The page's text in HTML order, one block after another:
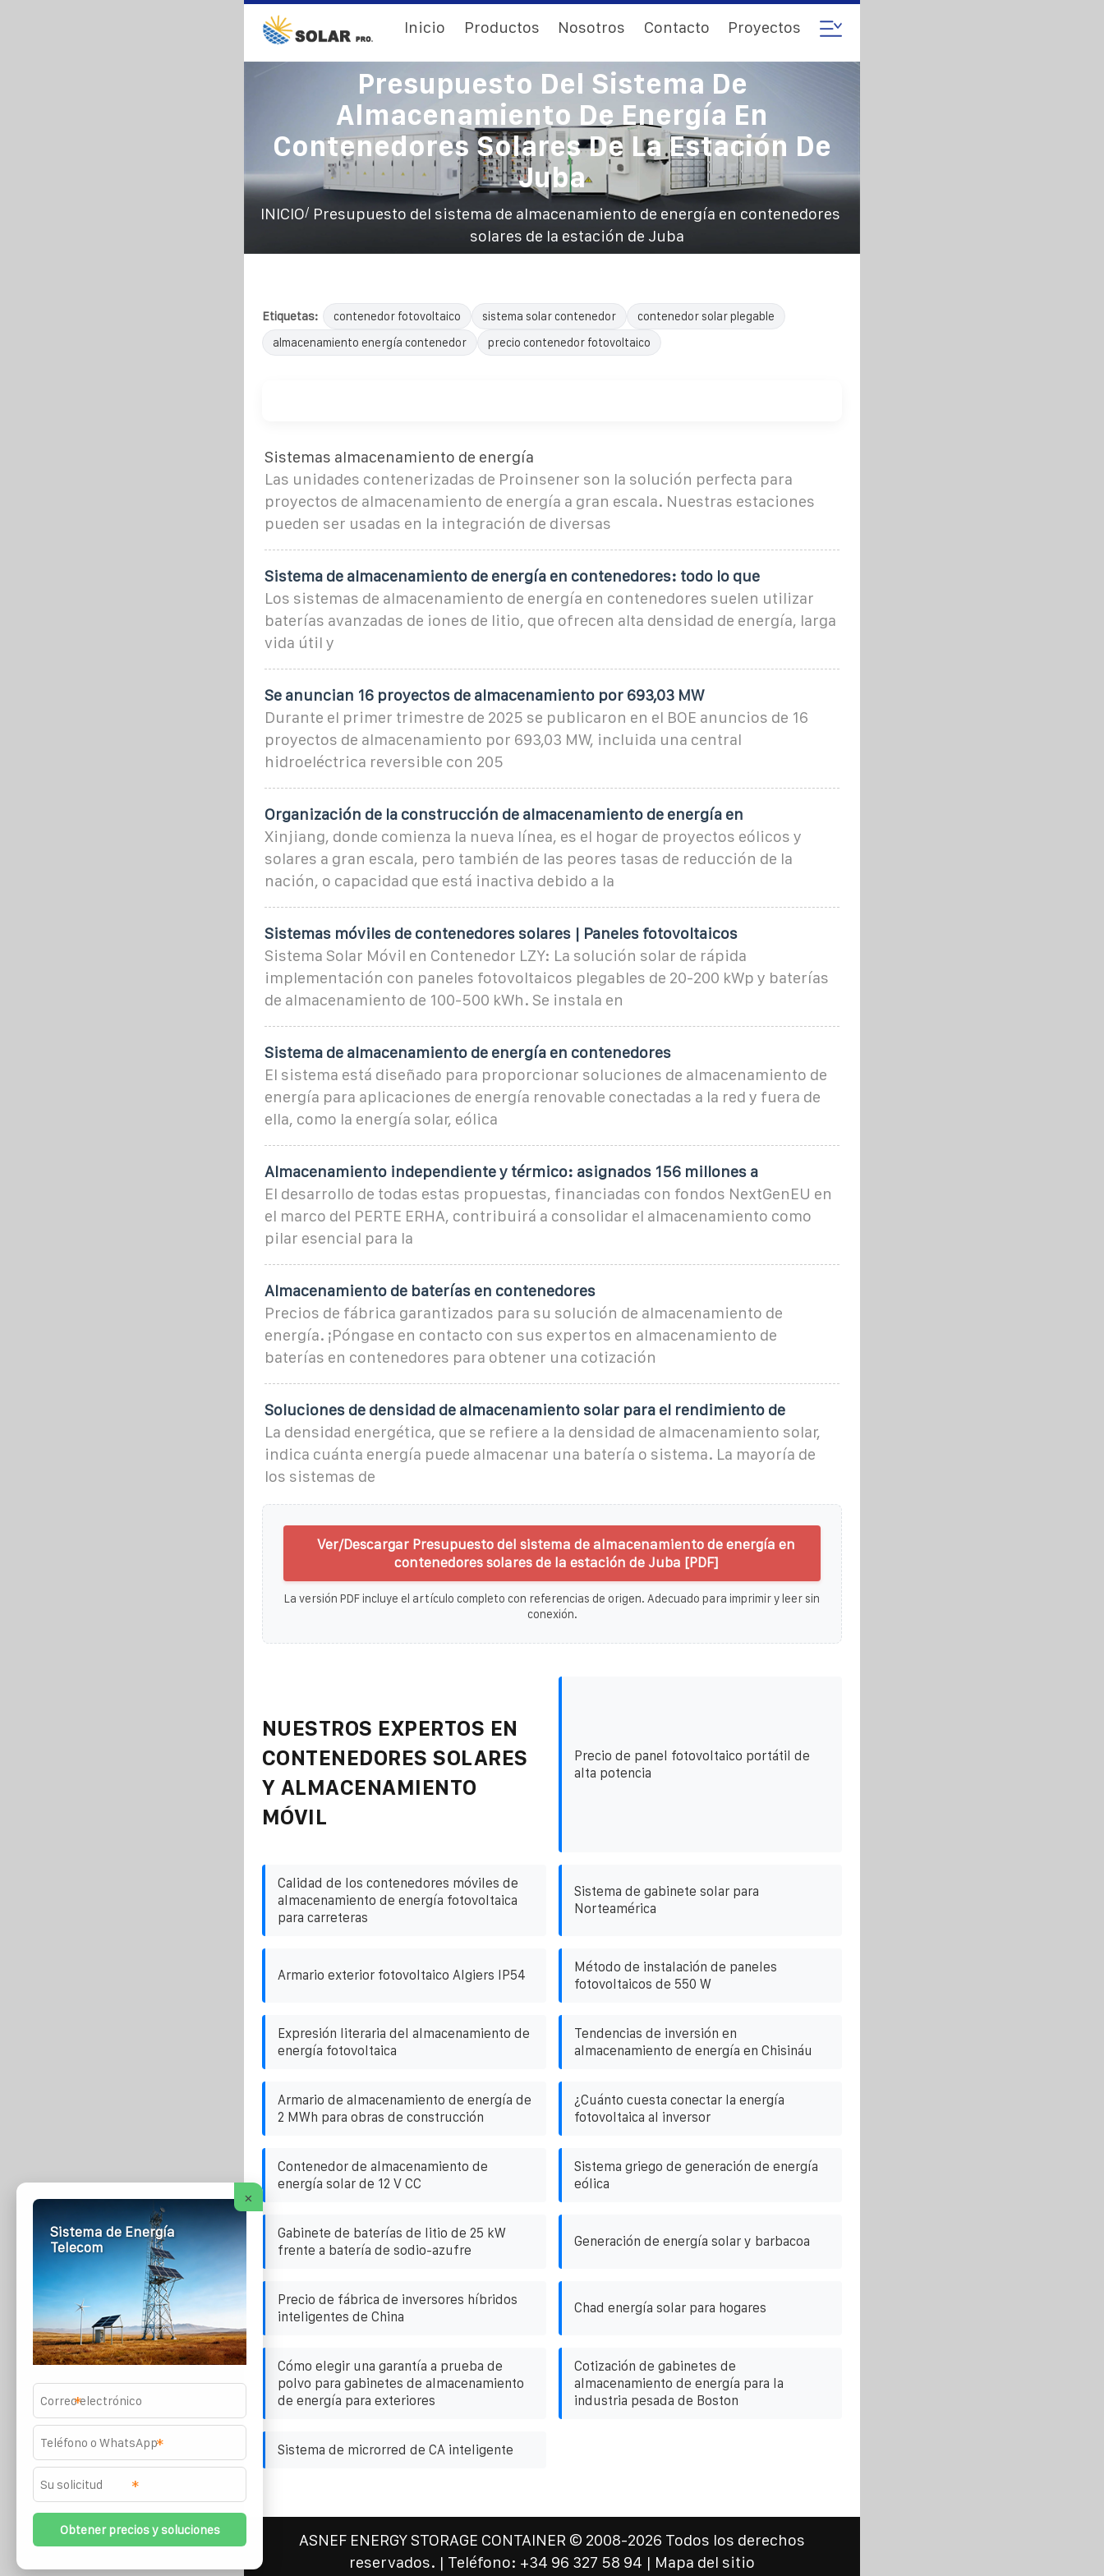
Inicio Productos Nosotros Contacto Proyectos
Presupuesto Del Sistema De
Almacenamiento De Energía En
Contenedores Solares De La Estación De
Juba
INICIO/ Presupuesto del sistema de almacenamiento de energía en contenedores
solares de la estación de Juba
Etiquetas: contenedor fotovoltaico sistema solar contenedor
contenedor solar plegable
almacenamiento energía contenedor
precio contenedor fotovoltaico
Sistemas almacenamiento de energía
Las unidades contenerizadas de Proinsener son la solución perfecta para
proyectos de almacenamiento de energía a gran escala. Nuestras estaciones
pueden ser usadas en la integración de diversas
Sistema de almacenamiento de energía en contenedores: todo lo que
Los sistemas de almacenamiento de energía en contenedores suelen utilizar
baterías avanzadas de iones de litio, que ofrecen alta densidad de energía, larga
vida útil y
Se anuncian 16 proyectos de almacenamiento por 693,03 MW
Durante el primer trimestre de 2025 se publicaron en el BOE anuncios de 16
proyectos de almacenamiento por 693,03 MW, incluida una central
hidroeléctrica reversible con 205
Organización de la construcción de almacenamiento de energía en
Xinjiang, donde comienza la nueva línea, es el hogar de proyectos eólicos y
solares a gran escala, pero también de las peores tasas de reducción de la
nación, o capacidad que está inactiva debido a la
Sistemas móviles de contenedores solares | Paneles fotovoltaicos
Sistema Solar Móvil en Contenedor LZY: La solución solar de rápida
implementación con paneles fotovoltaicos plegables de 20-200 kWp y baterías
de almacenamiento de 100-500 kWh. Se instala en
Sistema de almacenamiento de energía en contenedores
El sistema está diseñado para proporcionar soluciones de almacenamiento de
energía para aplicaciones de energía renovable conectadas a la red y fuera de
ella, como la energía solar, eólica
Almacenamiento independiente y térmico: asignados 156 millones a
El desarrollo de todas estas propuestas, financiadas con fondos NextGenEU en
el marco del PERTE ERHA, contribuirá a consolidar el almacenamiento como
pilar esencial para la
Almacenamiento de baterías en contenedores
Precios de fábrica garantizados para su solución de almacenamiento de
energía. ¡Póngase en contacto con sus expertos en almacenamiento de
baterías en contenedores para obtener una cotización
Soluciones de densidad de almacenamiento solar para el rendimiento de
La densidad energética, que se refiere a la densidad de almacenamiento solar,
indica cuánta energía puede almacenar una batería o sistema. La mayoría de
los sistemas de
Ver/Descargar Presupuesto del sistema de almacenamiento de energía en
contenedores solares de la estación de Juba [PDF]
La versión PDF incluye el artículo completo con referencias de origen. Adecuado para imprimir y leer sin
conexión.
NUESTROS EXPERTOS EN
CONTENEDORES SOLARES
Y ALMACENAMIENTO
MÓVIL
Precio de panel fotovoltaico portátil de
alta potencia
Calidad de los contenedores móviles de
almacenamiento de energía fotovoltaica
para carreteras
Sistema de gabinete solar para
Norteamérica
Armario exterior fotovoltaico Algiers IP54
Método de instalación de paneles
fotovoltaicos de 550 W
Expresión literaria del almacenamiento de
energía fotovoltaica
Tendencias de inversión en
almacenamiento de energía en Chisináu
Armario de almacenamiento de energía de
2 MWh para obras de construcción
¿Cuánto cuesta conectar la energía
fotovoltaica al inversor
Contenedor de almacenamiento de
energía solar de 12 V CC
Sistema griego de generación de energía
eólica
Gabinete de baterías de litio de 25 kW
frente a batería de sodio-azufre
Generación de energía solar y barbacoa
Precio de fábrica de inversores híbridos
inteligentes de China
Chad energía solar para hogares
Cómo elegir una garantía a prueba de
polvo para gabinetes de almacenamiento
de energía para exteriores
Cotización de gabinetes de
almacenamiento de energía para la
industria pesada de Boston
Sistema de microrred de CA inteligente
ASNEF ENERGY STORAGE CONTAINER © 2008-2026 Todos los derechos
reservados. | Teléfono: +34 96 327 58 94 | Mapa del sitio
×
Sistema de Energía
Telecom
*
*
*